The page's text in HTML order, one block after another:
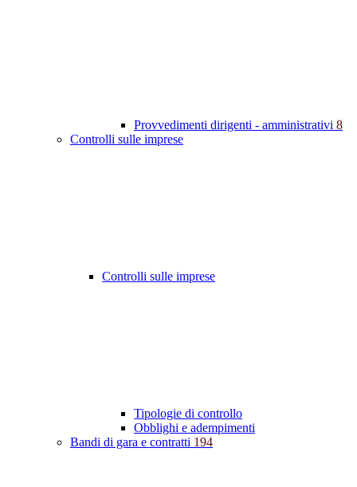
Provvedimenti dirigenti - amministrativi 8
Controlli sulle imprese
Controlli sulle imprese
Tipologie di controllo
Obblighi e adempimenti
Bandi di gara e contratti 194